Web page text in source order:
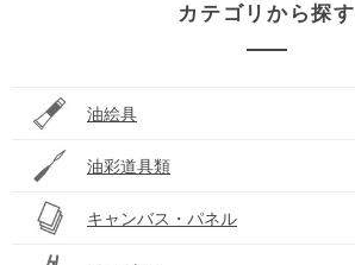
カテゴリから探す
油絵具
油彩道具類
キャンバス・パネル